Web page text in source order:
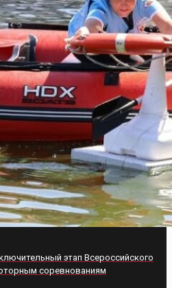
этап Всероссийского
соревнованиям